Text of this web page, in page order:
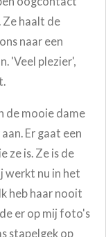
Ze haalt de
naar een
'Veel plezier',
de mooie dame
Er gaat een
ze is. Ze is de
werkt nu in het
heb haar nooit
er op mij foto's
stapelgek op